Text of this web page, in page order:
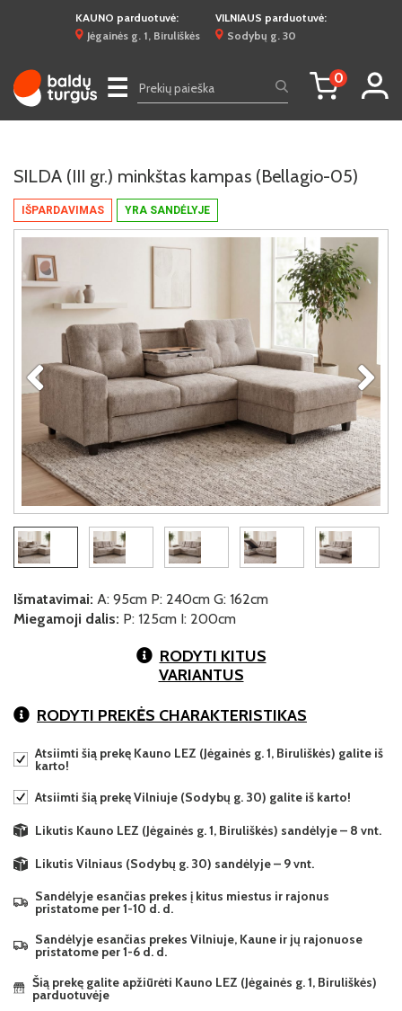
KAUNO parduotuvė:
Jėgainės g. 1, Biruliškės
VILNIAUS parduotuvė:
Sodybų g. 30
☰ 0
IŠPARDAVIMAS YRA SANDĖLYJE
SILDA (III gr.) minkštas kampas (Bellagio-05)
Išmatavimai: A: 95cm P: 240cm G: 162cm
Miegamoji dalis: P: 125cm I: 200cm
RODYTI KITUS
VARIANTUS
RODYTI PREKĖS CHARAKTERISTIKAS
Atsiimti šią prekę Kauno LEZ (Jėgainės g. 1, Biruliškės) galite iš
karto!
Atsiimti šią prekę Vilniuje (Sodybų g. 30) galite iš karto!
Likutis Kauno LEZ (Jėgainės g. 1, Biruliškės) sandėlyje – 8 vnt.
Likutis Vilniaus (Sodybų g. 30) sandėlyje – 9 vnt.
Sandėlyje esančias prekes į kitus miestus ir rajonus
pristatome per 1-10 d. d.
Sandėlyje esančias prekes Vilniuje, Kaune ir jų rajonuose
pristatome per 1-6 d. d.
Šią prekę galite apžiūrėti Kauno LEZ (Jėgainės g. 1, Biruliškės)
parduotuvėje